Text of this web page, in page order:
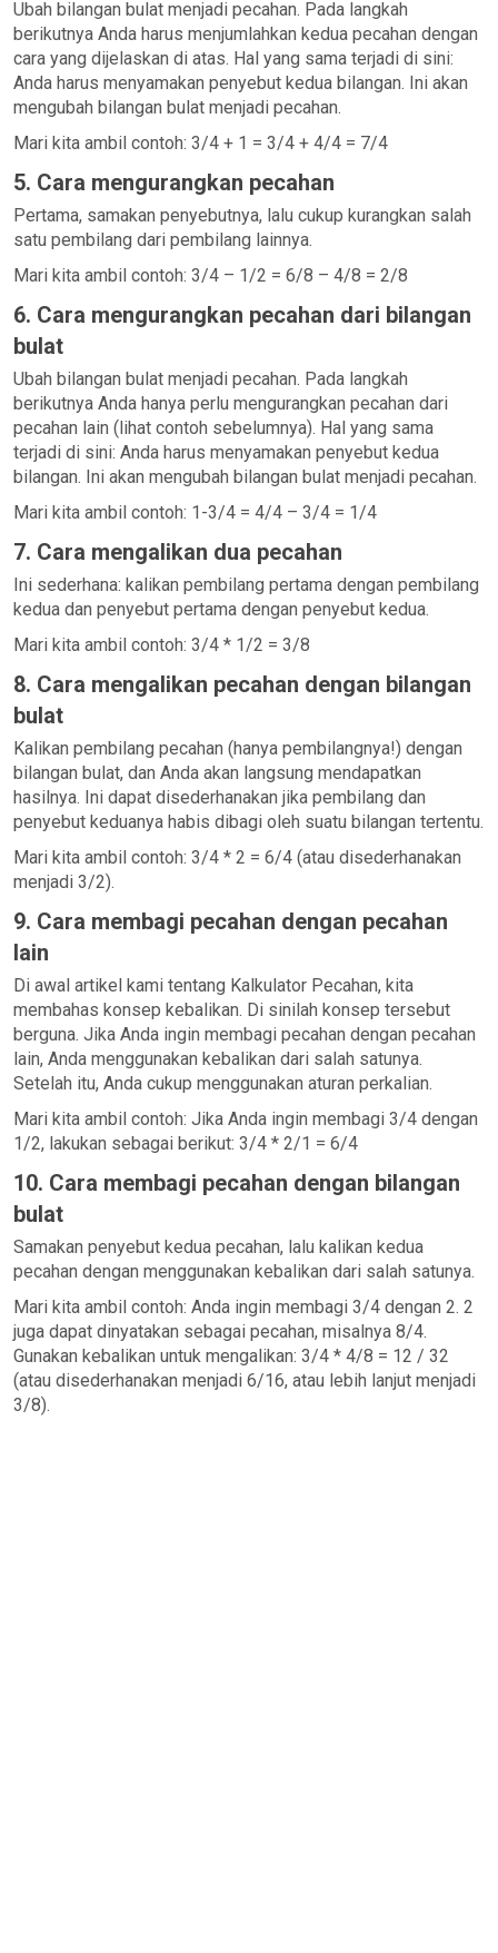
Ubah bilangan bulat menjadi pecahan. Pada langkah
berikutnya Anda harus menjumlahkan kedua pecahan dengan
cara yang dijelaskan di atas. Hal yang sama terjadi di sini:
Anda harus menyamakan penyebut kedua bilangan. Ini akan
mengubah bilangan bulat menjadi pecahan.
Mari kita ambil contoh: 3/4 + 1 = 3/4 + 4/4 = 7/4
5. Cara mengurangkan pecahan
Pertama, samakan penyebutnya, lalu cukup kurangkan salah
satu pembilang dari pembilang lainnya.
Mari kita ambil contoh: 3/4 – 1/2 = 6/8 – 4/8 = 2/8
6. Cara mengurangkan pecahan dari bilangan
bulat
Ubah bilangan bulat menjadi pecahan. Pada langkah
berikutnya Anda hanya perlu mengurangkan pecahan dari
pecahan lain (lihat contoh sebelumnya). Hal yang sama
terjadi di sini: Anda harus menyamakan penyebut kedua
bilangan. Ini akan mengubah bilangan bulat menjadi pecahan.
Mari kita ambil contoh: 1-3/4 = 4/4 – 3/4 = 1/4
7. Cara mengalikan dua pecahan
Ini sederhana: kalikan pembilang pertama dengan pembilang
kedua dan penyebut pertama dengan penyebut kedua.
Mari kita ambil contoh: 3/4 * 1/2 = 3/8
8. Cara mengalikan pecahan dengan bilangan
bulat
Kalikan pembilang pecahan (hanya pembilangnya!) dengan
bilangan bulat, dan Anda akan langsung mendapatkan
hasilnya. Ini dapat disederhanakan jika pembilang dan
penyebut keduanya habis dibagi oleh suatu bilangan tertentu.
Mari kita ambil contoh: 3/4 * 2 = 6/4 (atau disederhanakan
menjadi 3/2).
9. Cara membagi pecahan dengan pecahan
lain
Di awal artikel kami tentang Kalkulator Pecahan, kita
membahas konsep kebalikan. Di sinilah konsep tersebut
berguna. Jika Anda ingin membagi pecahan dengan pecahan
lain, Anda menggunakan kebalikan dari salah satunya.
Setelah itu, Anda cukup menggunakan aturan perkalian.
Mari kita ambil contoh: Jika Anda ingin membagi 3/4 dengan
1/2, lakukan sebagai berikut: 3/4 * 2/1 = 6/4
10. Cara membagi pecahan dengan bilangan
bulat
Samakan penyebut kedua pecahan, lalu kalikan kedua
pecahan dengan menggunakan kebalikan dari salah satunya.
Mari kita ambil contoh: Anda ingin membagi 3/4 dengan 2. 2
juga dapat dinyatakan sebagai pecahan, misalnya 8/4.
Gunakan kebalikan untuk mengalikan: 3/4 * 4/8 = 12 / 32
(atau disederhanakan menjadi 6/16, atau lebih lanjut menjadi
3/8).